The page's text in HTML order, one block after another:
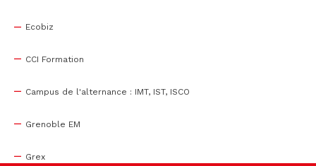
Ecobiz
CCI Formation
Campus de l'alternance : IMT, IST, ISCO
Grenoble EM
Grex